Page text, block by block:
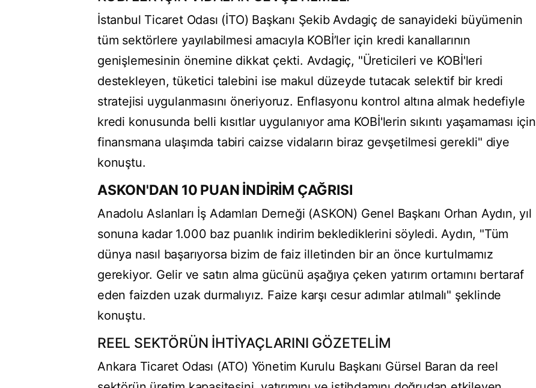
İstanbul Ticaret Odası (İTO) Başkanı Şekib Avdagiç de sanayideki büyümenin
tüm sektörlere yayılabilmesi amacıyla KOBİ’ler için kredi kanallarının
genişlemesinin önemine dikkat çekti. Avdagiç, "Üreticileri ve KOBİ'leri
destekleyen, tüketici talebini ise makul düzeyde tutacak selektif bir kredi
stratejisi uygulanmasını öneriyoruz. Enflasyonu kontrol altına almak hedefiyle
kredi konusunda belli kısıtlar uygulanıyor ama KOBİ'lerin sıkıntı yaşamaması için
finansmana ulaşımda tabiri caizse vidaların biraz gevşetilmesi gerekli" diye
konuştu.
ASKON'DAN 10 PUAN İNDİRİM ÇAĞRISI
Anadolu Aslanları İş Adamları Derneği (ASKON) Genel Başkanı Orhan Aydın, yıl
sonuna kadar 1.000 baz puanlık indirim beklediklerini söyledi. Aydın, "Tüm
dünya nasıl başarıyorsa bizim de faiz illetinden bir an önce kurtulmamız
gerekiyor. Gelir ve satın alma gücünü aşağıya çeken yatırım ortamını bertaraf
eden faizden uzak durmalıyız. Faize karşı cesur adımlar atılmalı" şeklinde
konuştu.
REEL SEKTÖRÜN İHTİYAÇLARINI GÖZETELİM
Ankara Ticaret Odası (ATO) Yönetim Kurulu Başkanı Gürsel Baran da reel